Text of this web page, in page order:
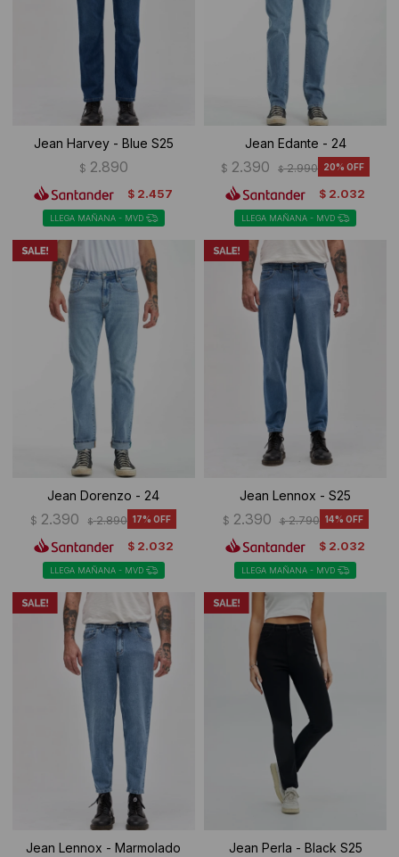
Jean Harvey - Blue S25
$ 2.890
$ 2.457
LLEGA MAÑANA - MVD
Jean Edante - 24
$ 2.390 $ 2.990 20
$ 2.032
LLEGA MAÑANA - MVD
Jean Dorenzo - 24
$ 2.390 $ 2.890 17
$ 2.032
LLEGA MAÑANA - MVD
Jean Lennox - S25
$ 2.390 $ 2.790 14
$ 2.032
LLEGA MAÑANA - MVD
Jean Lennox - Marmolado
Jean Perla - Black S25
Ropa Interior
Canguros
Camperas
Buzos
Shorts de baño
Sherpas
Camisas y blusas